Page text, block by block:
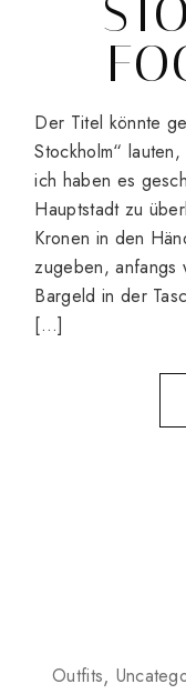
Der Titel könnte
Stockholm“
ich haben es
Hauptstadt zu
Kronen in den
zugeben, anfangs
Bargeld in der
[…]
Outfits